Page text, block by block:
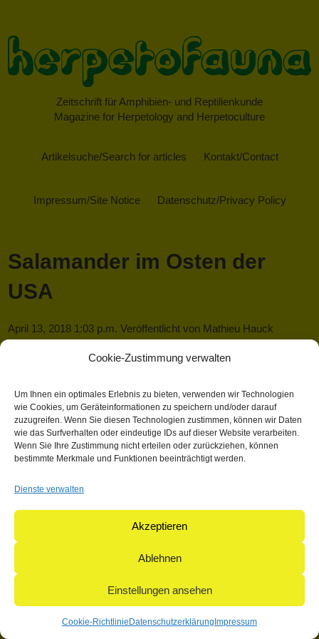
Cookie-Zustimmung verwalten
Um Ihnen ein optimales Erlebnis zu bieten, verwenden wir Technologien
wie Cookies, um Geräteinformationen zu speichern und/oder darauf
zuzugreifen. Wenn Sie diesen Technologien zustimmen, können wir Daten
wie das Surfverhalten oder eindeutige IDs auf dieser Website verarbeiten.
Wenn Sie Ihre Zustimmung nicht erteilen oder zurückziehen, können
bestimmte Merkmale und Funktionen beeinträchtigt werden.
Dienste verwalten
Akzeptieren
Ablehnen
Einstellungen ansehen
Cookie-Richtlinie Datenschutzerklärung Impressum
Zeitschrift für Amphibien- und Reptilienkunde
Magazine for Herpetology and Herpetoculture
Artikelsuche/Search for articles Kontakt/Contact
Impressum/Site Notice Datenschutz/Privacy Policy
Salamander im Osten der
USA
April 13, 2018 1:03 p.m. Veröffentlicht von Mathieu Hauck
Kategorisiert in: Allgemein
Suchen
Suchen